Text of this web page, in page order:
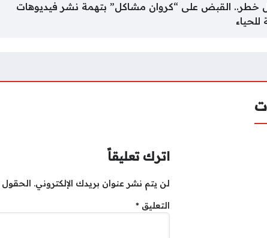
القبض على “كروان مشاكل” بتهمة نشر فيديوهات
اترك تعليقاً
لن يتم نشر عنوان بريدك الإلكتروني. الحقول
التعليق *